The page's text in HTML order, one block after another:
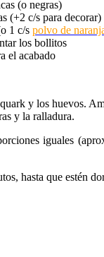
(o negras)
(+2 c/s para decorar)
1 c/s polvo de
los bollitos
el acabado
y los huevos.
y la ralladura.
iguales
hasta que estén